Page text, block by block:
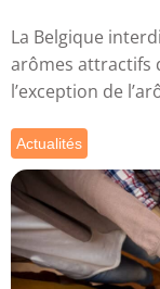
La Belgique
arômes attractifs
l’exception de
Actualités